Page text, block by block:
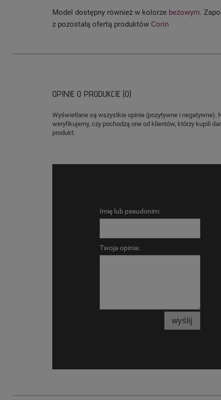
Model dostępny również w kolorze beżowym.
z pozostałą ofertą produktów Corin
OPINIE O PRODUKCIE (0)
Wyświetlane są wszystkie opinie (pozytywne i negatywne).
weryfikujemy, czy pochodzą one od klientów, którzy kupili
produkt.
Imię lub pseudonim:
Twoja opinia:
wyślij